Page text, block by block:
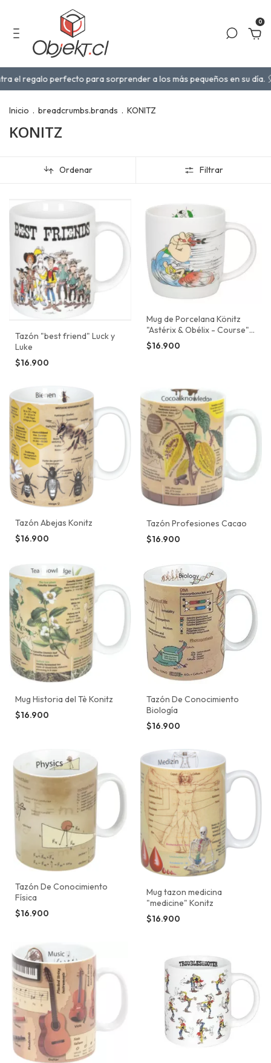
0
perfecto para sorprender a los más pequeños en su día. 🎈🧸
Inicio . breadcrumbs.brands . KONITZ
KONITZ
Ordenar Filtrar
Tazón "best friend" Luck y
Luke
$16.900
Mug de Porcelana Könitz
"Astérix & Obélix - Course"
(Carrera)
$16.900
Tazón Abejas Konitz
$16.900
Tazón Profesiones Cacao
$16.900
Mug Historia del Tè Konitz
$16.900
Tazón De Conocimiento
Biología
$16.900
Tazón De Conocimiento
Física
$16.900
Mug tazon medicina
"medicine" Konitz
$16.900